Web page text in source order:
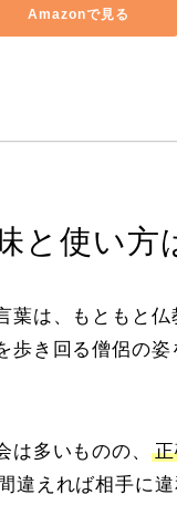
Amazonで見る
と使い方
葉は、もともと
歩き回る僧侶の
は多いものの、
違えれば相手に